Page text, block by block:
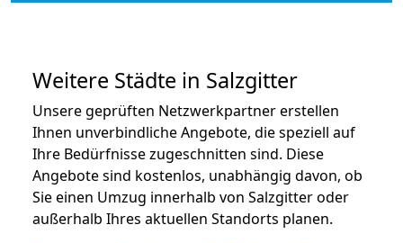
Weitere Städte in Salzgitter
Unsere geprüften Netzwerkpartner erstellen
Ihnen unverbindliche Angebote, die speziell auf
Ihre Bedürfnisse zugeschnitten sind. Diese
Angebote sind kostenlos, unabhängig davon, ob
Sie einen Umzug innerhalb von Salzgitter oder
außerhalb Ihres aktuellen Standorts planen.